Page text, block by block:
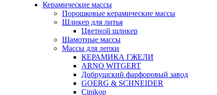
Керамические массы
Порошковые керамические массы
Шликер для литья
Цветной шликер
Шамотные массы
Массы для лепки
КЕРАМИКА ГЖЕЛИ
ARNO WITGERT
Добрушский фарфоровый завод
GOERG & SCHNEIDER
Cinikop